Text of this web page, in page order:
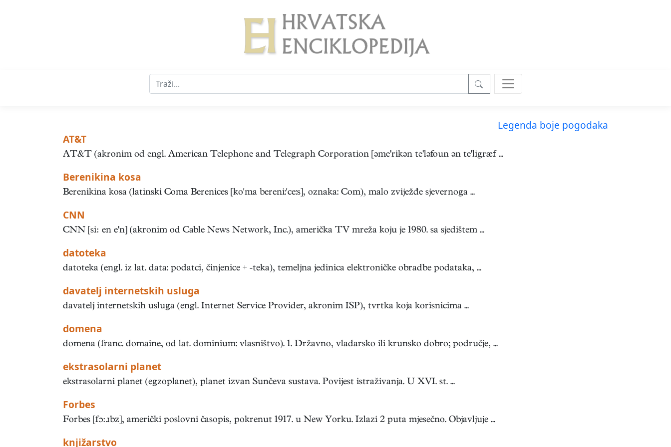
Legenda boje pogodaka
AT&T
AT&T (akronim od engl. American Telephone and Telegraph Corporation [əmerikən teləfoun ən teligræf ...
Berenikina kosa
Berenikina kosa (latinski Coma Berenices [ko'ma bereni:'ce:s], oznaka: Com), malo zviježđe sjevernoga ...
CNN
CNN [si en en] (akronim od Cable News Network, Inc.), američka TV mreža koju je 1980. sa sjedištem ...
datoteka
datoteka (engl. iz lat. data: podatci, činjenice + -teka), temeljna jedinica elektroničke obradbe podataka, ...
davatelj internetskih usluga
davatelj internetskih usluga (engl. Internet Service Provider, akronim ISP), tvrtka koja korisnicima ...
domena
domena (franc. domaine, od lat. dominium: vlasništvo). 1. Državno, vladarsko ili krunsko dobro; područje, ...
ekstrasolarni planet
ekstrasolarni planet (egzoplanet), planet izvan Sunčeva sustava. Povijest istraživanja. U XVI. st. ...
Forbes
Forbes [fɔɹbz], američki poslovni časopis, pokrenut 1917. u New Yorku. Izlazi 2 puta mjesečno. Objavljuje ...
knjižarstvo